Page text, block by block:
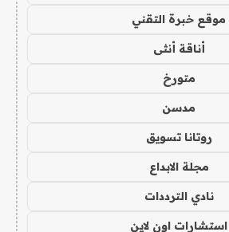
موقع خبرة التقني
أناقة أنثى
متورخ
مدسن
روتانا تسويق
مجلة الابداع
نادي الترددات
استشارات اون لاين